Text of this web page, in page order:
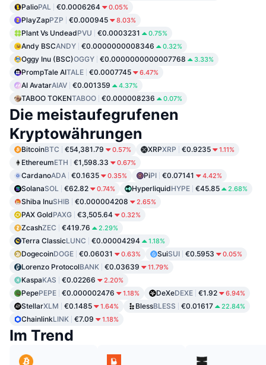
PalioPAL €0.0006264 0.05%
PlayZapPZP €0.000945 8.03%
Plant Vs UndeadPVU €0.0003231 0.75%
Andy BSCANDY €0.0000000008346 0.32%
Oggy Inu (BSC)OGGY €0.0000000000007768 3.33%
PrompTale AITALE €0.0007745 6.47%
AI AvatarAIAV €0.001359 4.37%
TABOO TOKENTABOO €0.000008236 0.07%
Die meistaufegrufenen
Kryptowährungen
BitcoinBTC €54,381.79 0.57% XRPXRP €0.9235 1.11%
EthereumETH €1,598.33 0.67%
CardanoADA €0.1635 0.35% PiPI €0.07141 4.42%
SolanaSOL €62.82 0.74% HyperliquidHYPE €45.85 2.68%
Shiba InuSHIB €0.000004208 2.65%
PAX GoldPAXG €3,505.64 0.32%
ZcashZEC €419.76 2.29%
Terra ClassicLUNC €0.00004294 1.18%
DogecoinDOGE €0.06031 0.63% SuiSUI €0.5953 0.05%
Lorenzo ProtocolBANK €0.03639 11.79%
KaspaKAS €0.02266 2.20%
PepePEPE €0.000002476 1.18% DeXeDEXE €1.92 6.94%
StellarXLM €0.1485 1.64% BlessBLESS €0.01617 22.84%
ChainlinkLINK €7.09 1.18%
Im Trend